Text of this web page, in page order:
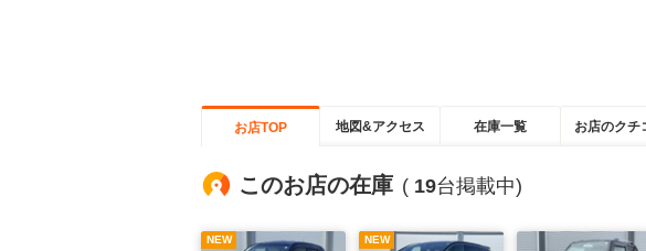
お店TOP 地図&アクセス 在庫一覧 お店のクチ
このお店の在庫 ( 19台掲載中)
NEW NEW